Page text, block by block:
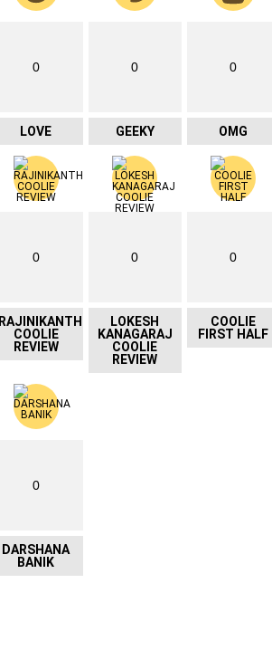
0
LOVE
0
GEEKY
0
OMG
0
RAJINIKANTH
COOLIE
REVIEW
0
LOKESH
KANAGARAJ
COOLIE
REVIEW
0
COOLIE
FIRST HALF
0
DARSHANA
BANIK